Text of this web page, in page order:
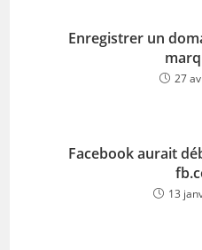
Enregistrer un
27
Facebook aurait
13